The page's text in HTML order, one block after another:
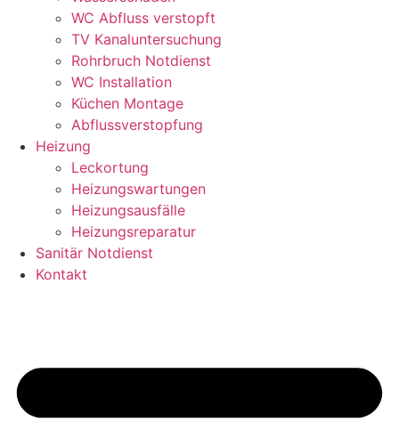
WC Abfluss verstopft
TV Kanaluntersuchung
Rohrbruch Notdienst
WC Installation
Küchen Montage
Abflussverstopfung
Heizung
Leckortung
Heizungswartungen
Heizungsausfälle
Heizungsreparatur
Sanitär Notdienst
Kontakt